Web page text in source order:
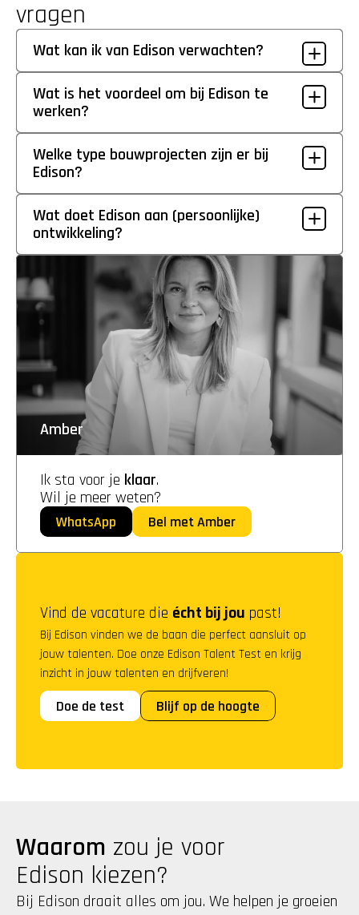
vragen
Wat kan ik van Edison verwachten?
Wat is het voordeel om bij Edison te
werken?
Welke type bouwprojecten zijn er bij
Edison?
Wat doet Edison aan (persoonlijke)
ontwikkeling?
Amber
Ik sta voor je klaar.
Wil je meer weten?
WhatsApp Bel met Amber
Vind de vacature die écht bij jou past!
Bij Edison vinden we de baan die perfect aansluit op
jouw talenten. Doe onze Edison Talent Test en krijg
inzicht in jouw talenten en drijfveren!
Doe de test Blijf op de hoogte
Waarom zou je voor
Edison kiezen?
Bij Edison draait alles om jou. We helpen je groeien